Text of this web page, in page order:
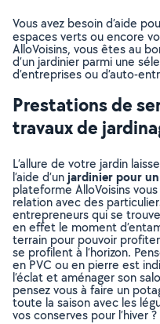
Vous avez besoin d’aide
espaces verts ou encore
AlloVoisins, vous êtes au
d’un jardinier parmi une
d’entreprises ou d’auto-
Prestations de
travaux de
L’allure de votre jardin
l’aide d’unjardinier pour
plateforme AlloVoisins
relation avec des
entrepreneurs qui se
en effet le moment
terrain pour pouvoir
se profilent à l’horizon.
en PVC ou en pierre est
l’éclat et aménager son
pensez vous à faire un
toute la saison avec les
vos conserves pour l’hiver ?